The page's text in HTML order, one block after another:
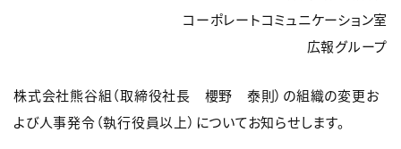
コーポレートコミュニケーション室
広報グループ
株式会社熊谷組（取締役社長 櫻野 泰則）の組織の変更お
よび人事発令（執行役員以上）についてお知らせします。